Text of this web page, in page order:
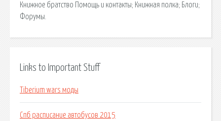
Книжное братство Помощь и контакты; Книжная полка; Блоги;
Форумы.
Links to Important Stuff
Tiberium wars моды
Спб расписание автобусов 2015